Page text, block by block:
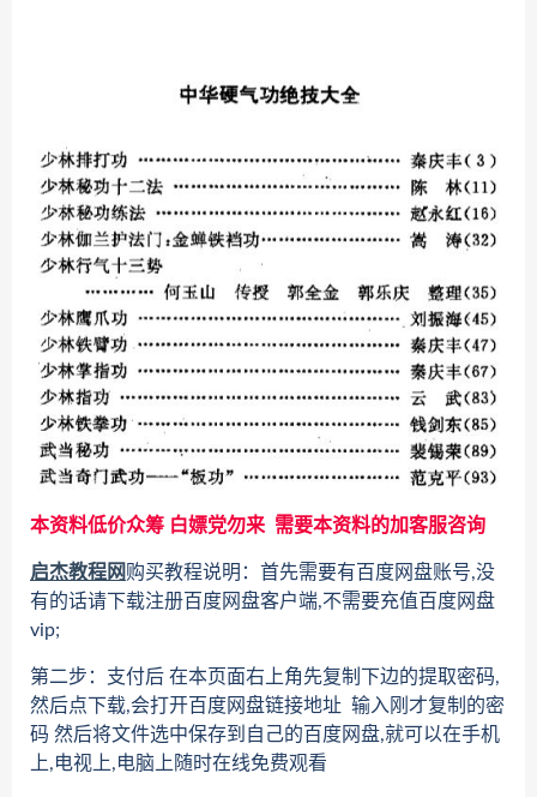
本资料低价众筹 白嫖党勿来 需要本资料的加客服咨询
启杰教程网购买教程说明：首先需要有百度网盘账号,没
有的话请下载注册百度网盘客户端,不需要充值百度网盘
vip;
第二步：支付后 在本页面右上角先复制下边的提取密码,
然后点下载,会打开百度网盘链接地址 输入刚才复制的密
码 然后将文件选中保存到自己的百度网盘,就可以在手机
上,电视上,电脑上随时在线免费观看